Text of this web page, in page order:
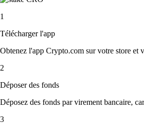
1
Télécharger l'app
Obtenez l'app Crypto.com sur votre store et
2
Déposer des fonds
Déposez des fonds par virement bancaire,
3